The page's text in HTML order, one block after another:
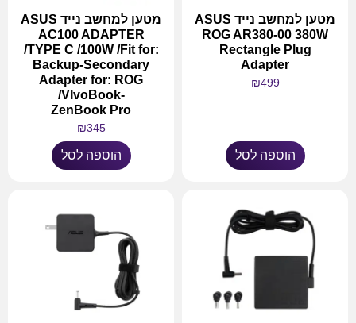
מטען למחשב נייד ASUS
ROG AR380-00 380W
Rectangle Plug
Adapter
₪499
הוספה לסל
מטען למחשב נייד ASUS
AC100 ADAPTER
/TYPE C /100W /Fit for:
Backup-Secondary
Adapter for: ROG
/VIvoBook-
ZenBook Pro
₪345
הוספה לסל